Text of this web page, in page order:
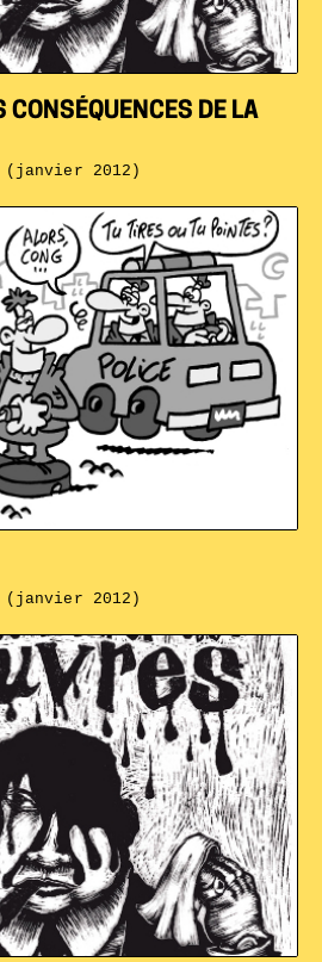
2012)
CONSÉQUENCES DE LA
2012)